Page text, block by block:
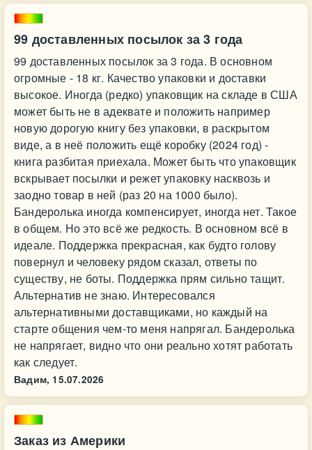
99 доставленных посылок за 3 года
99 доставленных посылок за 3 года. В основном
огромные - 18 кг. Качество упаковки и доставки
высокое. Иногда (редко) упаковщик на складе в США
может быть не в адеквате и положить например
новую дорогую книгу без упаковки, в раскрытом
виде, а в неё положить ещё коробку (2024 год) -
книга разбитая приехала. Может быть что упаковщик
вскрывает посылки и режет упаковку насквозь и
заодно товар в ней (раз 20 на 1000 было).
Бандеролька иногда компенсирует, иногда нет. Такое
в общем. Но это всё же редкость. В основном всё в
идеале. Поддержка прекрасная, как будто голову
повернул и человеку рядом сказал, ответы по
существу, не боты. Поддержка прям сильно тащит.
Альтернатив не знаю. Интересовался
альтернативными доставщиками, но каждый на
старте общения чем-то меня напрягал. Бандеролька
не напрягает, видно что они реально хотят работать
как следует.
Вадим, 15.07.2026
Заказ из Америки